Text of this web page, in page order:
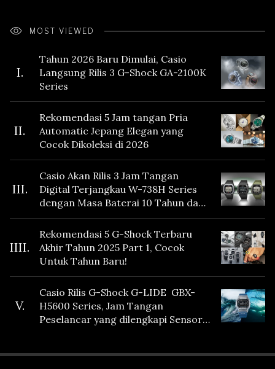
MOST VIEWED
I.
Tahun 2026 Baru Dimulai, Casio
Langsung Rilis 3 G-Shock GA-2100K
Series
II.
Rekomendasi 5 Jam tangan Pria
Automatic Jepang Elegan yang
Cocok Dikoleksi di 2026
III.
Casio Akan Rilis 3 Jam Tangan
Digital Terjangkau W-738H Series
dengan Masa Baterai 10 Tahun dan
Fitur Vibration
IIII.
Rekomendasi 5 G-Shock Terbaru
Akhir Tahun 2025 Part 1, Cocok
Untuk Tahun Baru!
V.
Casio Rilis G-Shock G-LIDE GBX-
H5600 Series, Jam Tangan
Peselancar yang dilengkapi Sensor